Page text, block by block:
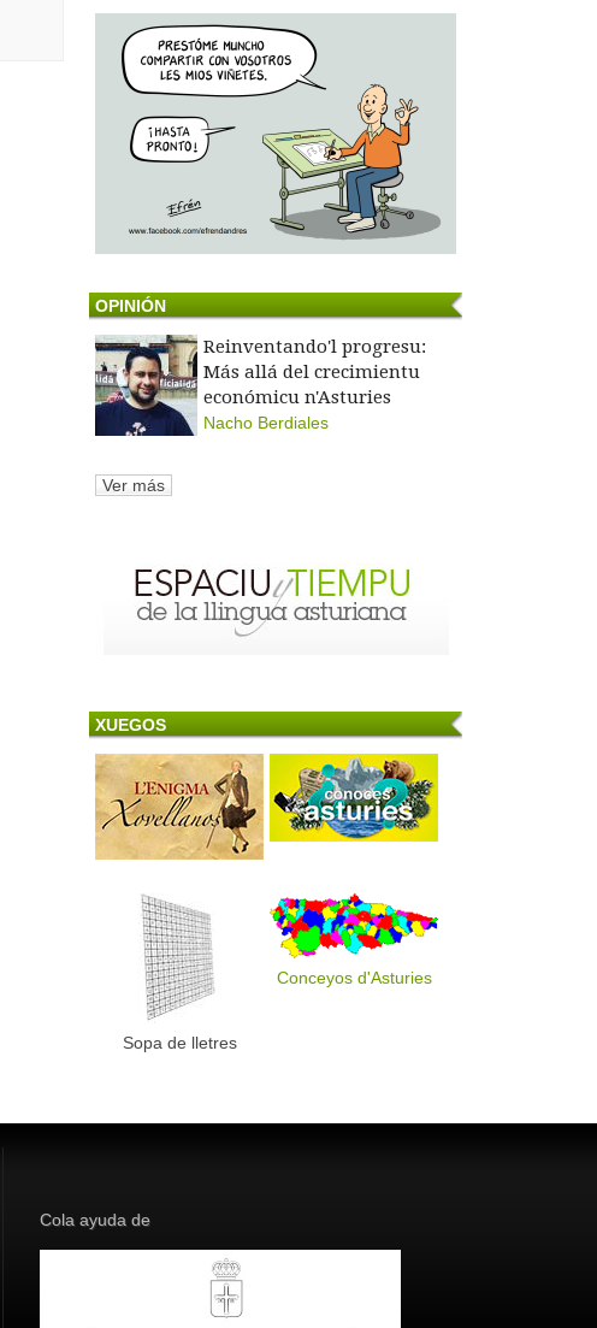
OPINIÓN
Reinventando'l progresu:
Más allá del crecimientu
económicu n'Asturies
Nacho Berdiales
Ver más
XUEGOS
Sopa de lletres
Conceyos d'Asturies
Cola ayuda de